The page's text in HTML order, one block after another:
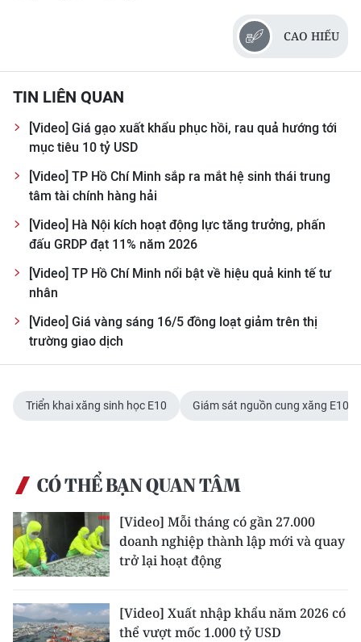
Media Văn hóa
Media Xã hội
Media Pháp luật
Media Du lịch
Media Thế giới
Media Thể thao
Media Giáo dục
Media Y tế
Media Môi trường
Infographic
TIN ĐỊA PHƯƠNG
CAO HIẾU
TIN LIÊN QUAN
[Video] Giá gạo xuất khẩu phục hồi, rau quả hướng tới
mục tiêu 10 tỷ USD
[Video] TP Hồ Chí Minh sắp ra mắt hệ sinh thái trung
tâm tài chính hàng hải
[Video] Hà Nội kích hoạt động lực tăng trưởng, phấn
đấu GRDP đạt 11% năm 2026
[Video] TP Hồ Chí Minh nổi bật về hiệu quả kinh tế tư
nhân
[Video] Giá vàng sáng 16/5 đồng loạt giảm trên thị
trường giao dịch
Triển khai xăng sinh học E10 Giám sát nguồn cung xăng E10
CÓ THỂ BẠN QUAN TÂM
[Video] Mỗi tháng có gần 27.000
doanh nghiệp thành lập mới và quay
trở lại hoạt động
[Video] Xuất nhập khẩu năm 2026 có
thể vượt mốc 1.000 tỷ USD